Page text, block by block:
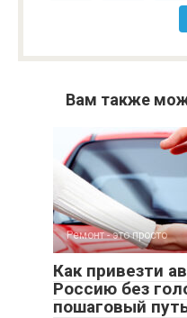
Вам также
Ремонт - это просто
Как привезти
Россию без
пошаговый